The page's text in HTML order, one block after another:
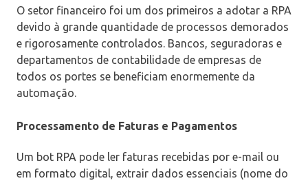
O setor financeiro foi um dos primeiros a adotar a RPA
devido à grande quantidade de processos demorados
e rigorosamente controlados. Bancos, seguradoras e
departamentos de contabilidade de empresas de
todos os portes se beneficiam enormemente da
automação.
Processamento de Faturas e Pagamentos
Um bot RPA pode ler faturas recebidas por e-mail ou
em formato digital, extrair dados essenciais (nome do